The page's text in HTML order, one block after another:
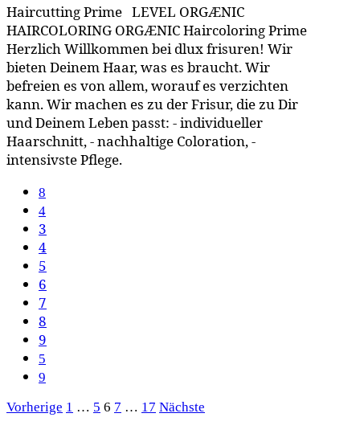
Haircutting Prime LEVEL ORGÆNIC
HAIRCOLORING ORGÆNIC Haircoloring Prime
Herzlich Willkommen bei dlux frisuren! Wir
bieten Deinem Haar, was es braucht. Wir
befreien es von allem, worauf es verzichten
kann. Wir machen es zu der Frisur, die zu Dir
und Deinem Leben passt: - individueller
Haarschnitt, - nachhaltige Coloration, -
intensivste Pflege.
3
4
5
6
7
8
9
Seitennummerierung
Vorherige 1 … 5 6 7 … 17 Nächste